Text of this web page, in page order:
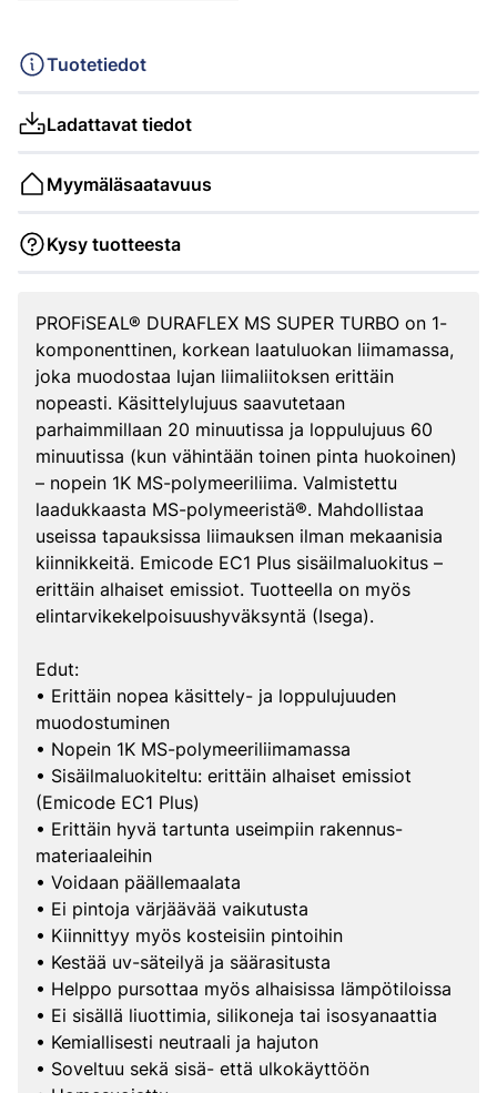
Tuotetiedot
Ladattavat tiedot
Myymäläsaatavuus
Kysy tuotteesta
PROFiSEAL® DURAFLEX MS SUPER TURBO on 1-
komponenttinen, korkean laatuluokan liimamassa,
joka muodostaa lujan liimaliitoksen erittäin
nopeasti. Käsittelylujuus saavutetaan
parhaimmillaan 20 minuutissa ja loppulujuus 60
minuutissa (kun vähintään toinen pinta huokoinen)
– nopein 1K MS-polymeeriliima. Valmistettu
laadukkaasta MS-polymeeristä®. Mahdollistaa
useissa tapauksissa liimauksen ilman mekaanisia
kiinnikkeitä. Emicode EC1 Plus sisäilmaluokitus –
erittäin alhaiset emissiot. Tuotteella on myös
elintarvikekelpoisuushyväksyntä (Isega).
Edut:
• Erittäin nopea käsittely- ja loppulujuuden
muodostuminen
• Nopein 1K MS-polymeeriliimamassa
• Sisäilmaluokiteltu: erittäin alhaiset emissiot
(Emicode EC1 Plus)
• Erittäin hyvä tartunta useimpiin rakennus-
materiaaleihin
• Voidaan päällemaalata
• Ei pintoja värjäävää vaikutusta
• Kiinnittyy myös kosteisiin pintoihin
• Kestää uv-säteilyä ja säärasitusta
• Helppo pursottaa myös alhaisissa lämpötiloissa
• Ei sisällä liuottimia, silikoneja tai isosyanaattia
• Kemiallisesti neutraali ja hajuton
• Soveltuu sekä sisä- että ulkokäyttöön